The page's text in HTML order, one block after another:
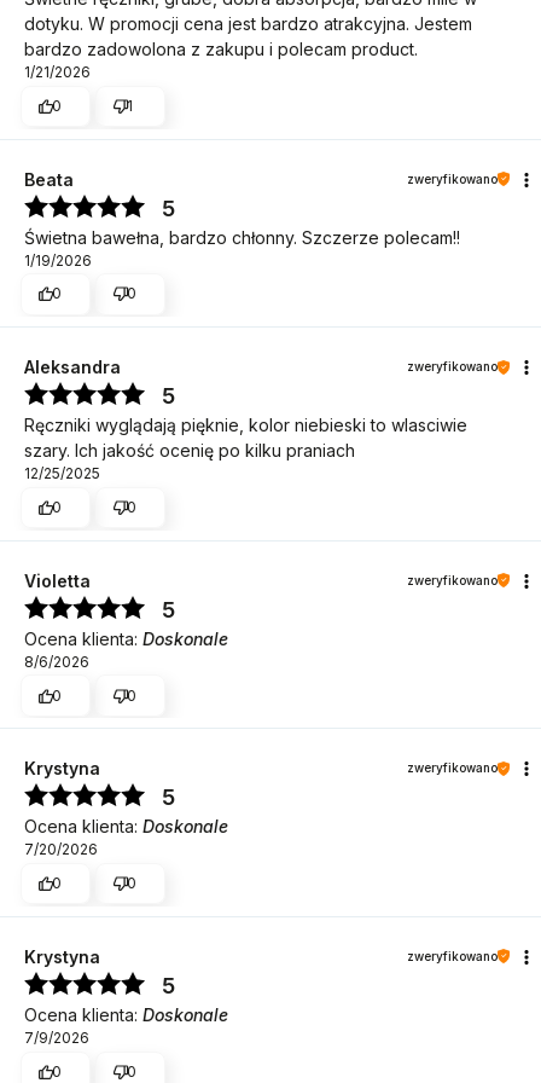
dotyku. W promocji cena jest bardzo atrakcyjna. Jestem
bardzo zadowolona z zakupu i polecam product.
1/21/2026
0
1
Beata zweryfikowano
5
Świetna bawełna, bardzo chłonny. Szczerze polecam!!
1/19/2026
0
0
Aleksandra zweryfikowano
5
Ręczniki wyglądają pięknie, kolor niebieski to wlasciwie
szary. Ich jakość ocenię po kilku praniach
12/25/2025
0
0
Violetta zweryfikowano
5
Ocena klienta: Doskonale
8/6/2026
0
0
Krystyna zweryfikowano
5
Ocena klienta: Doskonale
7/20/2026
0
0
Krystyna zweryfikowano
5
Ocena klienta: Doskonale
7/9/2026
0
0